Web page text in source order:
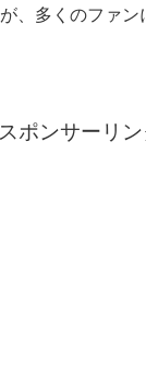
、多くのファン
ポンサーリ